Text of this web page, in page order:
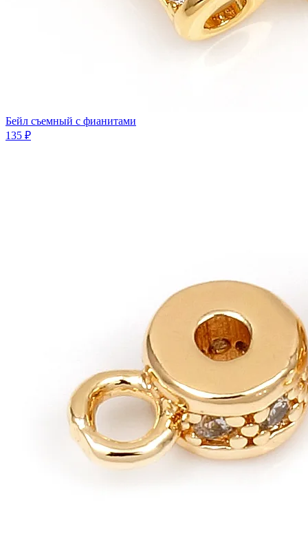
Бeйл съемный с фианитами
135 ₽